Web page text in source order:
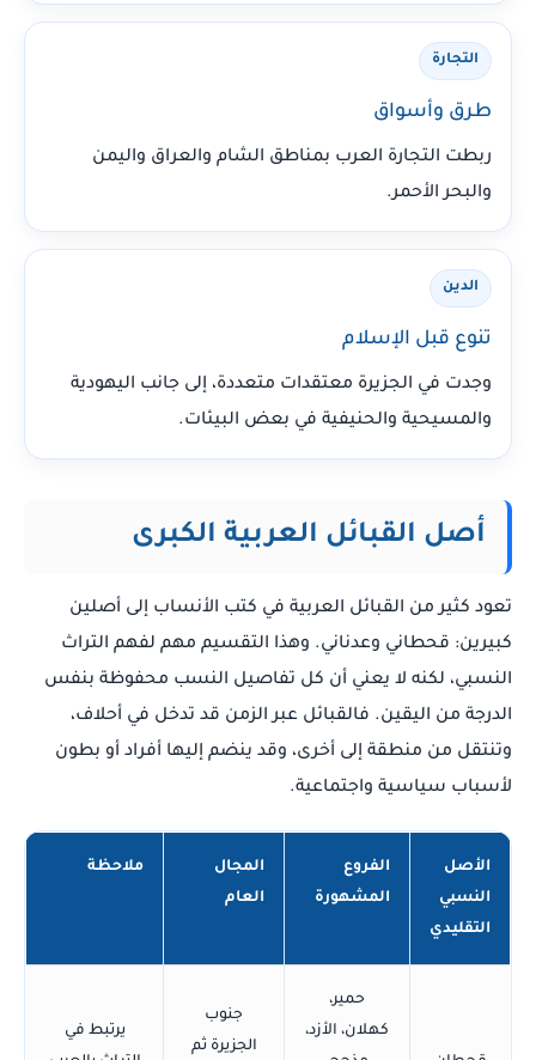
التجارة
طرق وأسواق
ربطت التجارة العرب بمناطق الشام والعراق واليمن
والبحر الأحمر.
الدين
تنوع قبل الإسلام
وجدت في الجزيرة معتقدات متعددة، إلى جانب اليهودية
والمسيحية والحنيفية في بعض البيئات.
أصل القبائل العربية الكبرى
تعود كثير من القبائل العربية في كتب الأنساب إلى أصلين
كبيرين: قحطاني وعدناني. وهذا التقسيم مهم لفهم التراث
النسبي، لكنه لا يعني أن كل تفاصيل النسب محفوظة بنفس
الدرجة من اليقين. فالقبائل عبر الزمن قد تدخل في أحلاف،
وتنتقل من منطقة إلى أخرى، وقد ينضم إليها أفراد أو بطون
لأسباب سياسية واجتماعية.
الأصل
النسبي
التقليدي
الفروع
المشهورة
المجال
العام
ملاحظة
حمير،
كهلان، الأزد،
جنوب
الجزيرة ثم
يرتبط في